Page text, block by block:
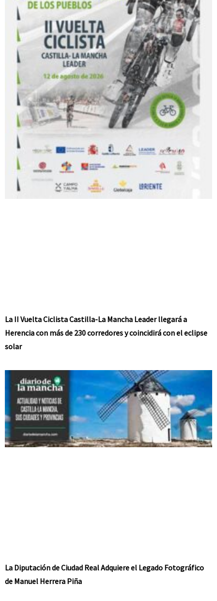
La II Vuelta Ciclista Castilla-La Mancha Leader llegará a
Herencia con más de 230 corredores y coincidirá con el eclipse
solar
La Diputación de Ciudad Real Adquiere el Legado Fotográfico
de Manuel Herrera Piña